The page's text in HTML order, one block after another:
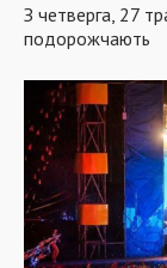
З четверга, 27
подорожчають